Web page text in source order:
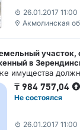
26.01.2017 11:00
Акмолинская
в
имущества
₸ 984 757,04
Не состоялся
26.01.2017 11:00